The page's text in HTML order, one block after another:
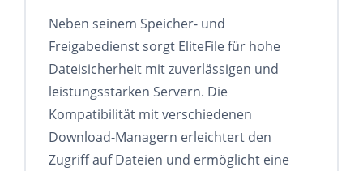
Neben seinem Speicher- und
Freigabedienst sorgt EliteFile für hohe
Dateisicherheit mit zuverlässigen und
leistungsstarken Servern. Die
Kompatibilität mit verschiedenen
Download-Managern erleichtert den
Zugriff auf Dateien und ermöglicht eine